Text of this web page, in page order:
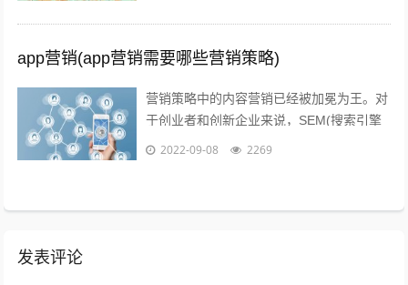
app营销(app营销需要哪些营销策略)
营销策略中的内容营销已经被加冕为王。对
于创业者和创新企业来说，SEM(搜索引擎
营销)、粉丝经济、公关等等手段尚不可形
2022-09-08 2269
发表评论